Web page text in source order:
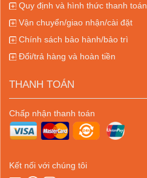
Quy định và hình thức thanh toán
Vận chuyển/giao nhận/cài đặt
Chính sách bảo hành/bảo trì
Đổi/trả hàng và hoàn tiền
THANH TOÁN
Chấp nhận thanh toán
Kết nối với chúng tôi